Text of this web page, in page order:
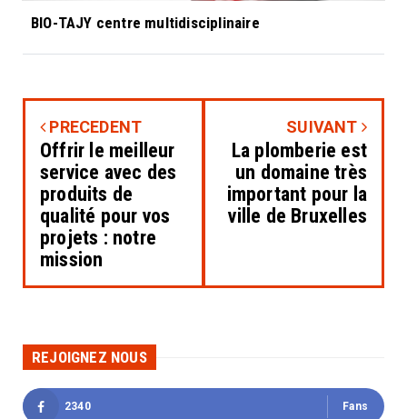
BIO-TAJY centre multidisciplinaire
PRECEDENT
Offrir le meilleur
service avec des
produits de
qualité pour vos
projets : notre
mission
SUIVANT
La plomberie est
un domaine très
important pour la
ville de Bruxelles
REJOIGNEZ NOUS
2340 Fans